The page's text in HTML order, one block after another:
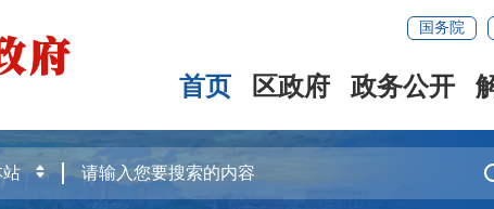
国务院
首页 区政府 政务公开